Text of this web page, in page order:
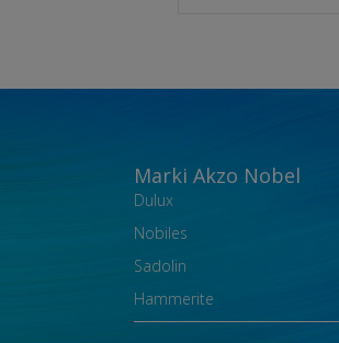
Marki Akzo Nobel
Dulux
Nobiles
Sadolin
Hammerite